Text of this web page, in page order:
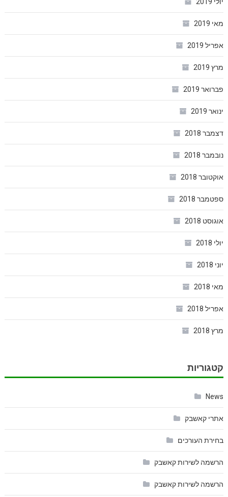
מאי 2019
אפריל 2019
מרץ 2019
פברואר 2019
ינואר 2019
דצמבר 2018
נובמבר 2018
אוקטובר 2018
ספטמבר 2018
אוגוסט 2018
יולי 2018
יוני 2018
מאי 2018
אפריל 2018
מרץ 2018
קטגוריות
News
אתרי קאשבק
בחירת העורכים
הרשמה לשירות קאשבק
הרשמה לשירות קאשבק